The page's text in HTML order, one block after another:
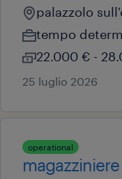
palazzolo
tempo
22.000 € -
25 luglio 2026
operational